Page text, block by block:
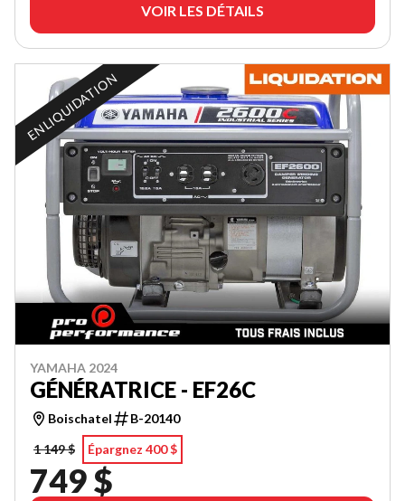
VOIR LES DÉTAILS
EN LIQUIDATION
YAMAHA 2024
GÉNÉRATRICE - EF26C
Boischatel
B-20140
1 149 $
Épargnez 400 $
749 $